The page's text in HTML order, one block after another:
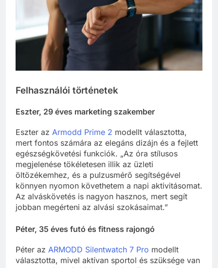
Felhasználói történetek
Eszter, 29 éves marketing szakember
Eszter az Armodd Prime 2 modellt választotta,
mert fontos számára az elegáns dizájn és a fejlett
egészségkövetési funkciók. „Az óra stílusos
megjelenése tökéletesen illik az üzleti
öltözékemhez, és a pulzusmérő segítségével
könnyen nyomon követhetem a napi aktivitásomat.
Az alváskövetés is nagyon hasznos, mert segít
jobban megérteni az alvási szokásaimat.”
Péter, 35 éves futó és fitness rajongó
Péter az ARMODD Silentwatch 7 Pro modellt
választotta, mivel aktívan sportol és szüksége van